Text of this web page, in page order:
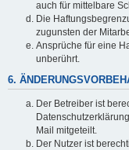
auch für mittelbare
Die
zugunsten der
Ansprüche für eine
unberührt.
6.
Der Betreiber ist
Mail mitgeteilt.
Der Nutzer ist